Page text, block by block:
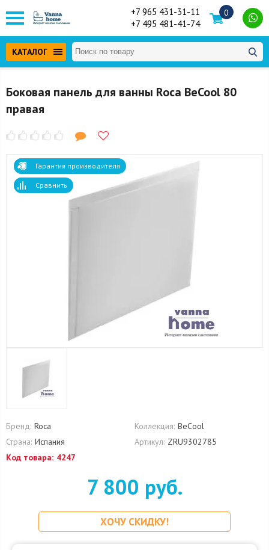
+7 965 431-31-11
+7 495 481-41-74
0
КАТАЛОГ
Боковая панель для ванны Roca BeCool 80
правая
Гарантия производителя
Сравнить
Бренд: Roca Коллекция: BeCool
Страна: Испания Артикул: ZRU9302785
Код товара: 4247
7 800 руб.
ХОЧУ СКИДКУ!